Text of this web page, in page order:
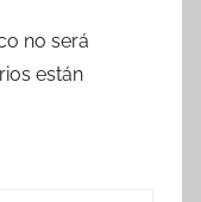
no será
están